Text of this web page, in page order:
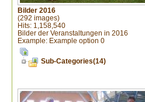
Bilder 2016
(292 images)
Hits: 1,158,540
Bilder der Veranstaltungen in 2016
Example: Example option 0
Sub-Categories(14)